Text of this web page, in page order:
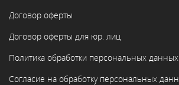
Договор оферты
Договор оферты для юр. лиц
Политика обработки персональных данных
Согласие на обработку персональных